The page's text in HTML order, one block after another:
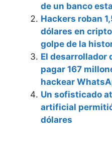
de un banco
Hackers roban
dólares en
golpe de la
El desarrollador
pagar 167
hackear
Un sofisticado
artificial
dólares